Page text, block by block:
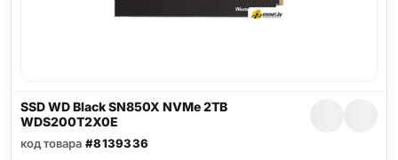
SSD WD Black SN850X NVMe 2TB
WDS200T2X0E
код товара #8139336